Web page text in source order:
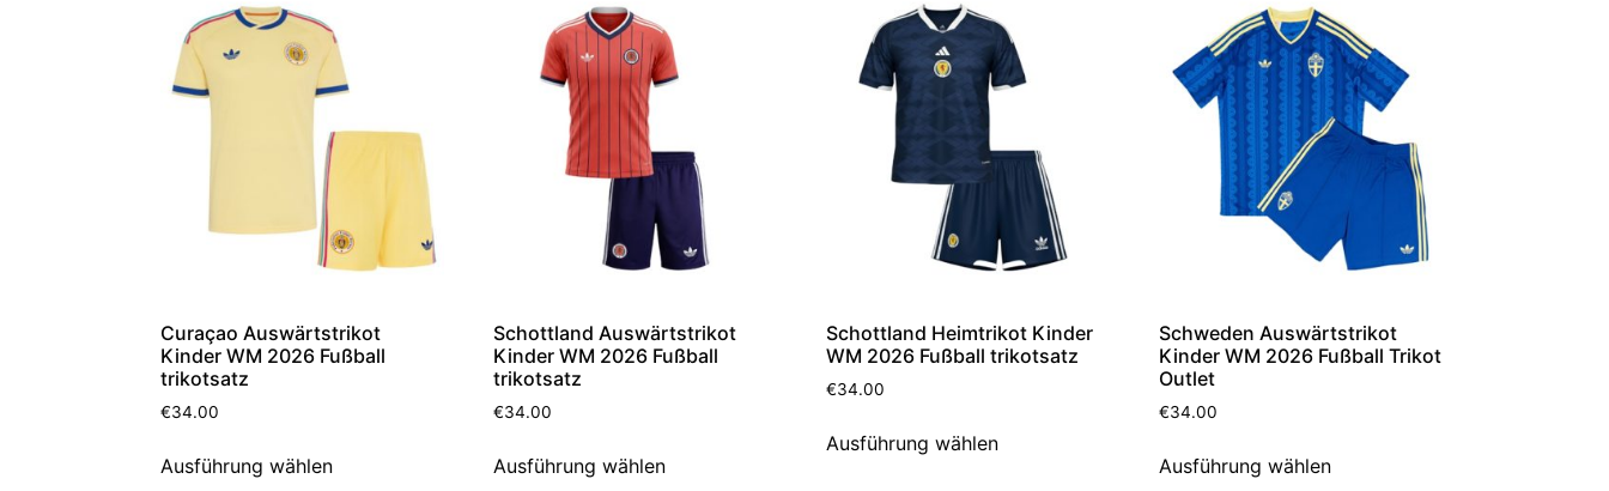
Curaçao Auswärtstrikot
Kinder WM 2026 Fußball
trikotsatz
€34.00
Ausführung wählen
Schottland Auswärtstrikot
Kinder WM 2026 Fußball
trikotsatz
€34.00
Ausführung wählen
Schottland Heimtrikot Kinder
WM 2026 Fußball trikotsatz
€34.00
Ausführung wählen
Schweden Auswärtstrikot
Kinder WM 2026 Fußball Trikot
Outlet
€34.00
Ausführung wählen